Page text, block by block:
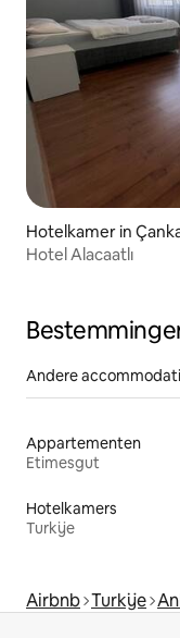
Hotelkamer in
Hotel Alacaatlı
Andere
Appartementen
Etimesgut
Hotelkamers
Turkije
Airbnb Turkije